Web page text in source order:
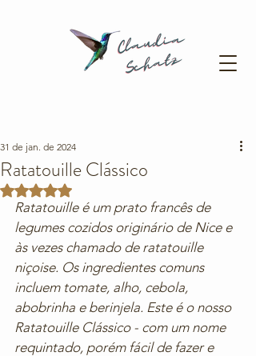
Ratatouille Clássico
31 de jan. de 2024
Avaliado com NaN de 5 estrelas.
Ratatouille é um prato francês de
legumes cozidos originário de Nice e
às vezes chamado de ratatouille
niçoise. Os ingredientes comuns
incluem tomate, alho, cebola,
abobrinha e berinjela. Este é o nosso
Ratatouille Clássico - com um nome
requintado, porém fácil de fazer e